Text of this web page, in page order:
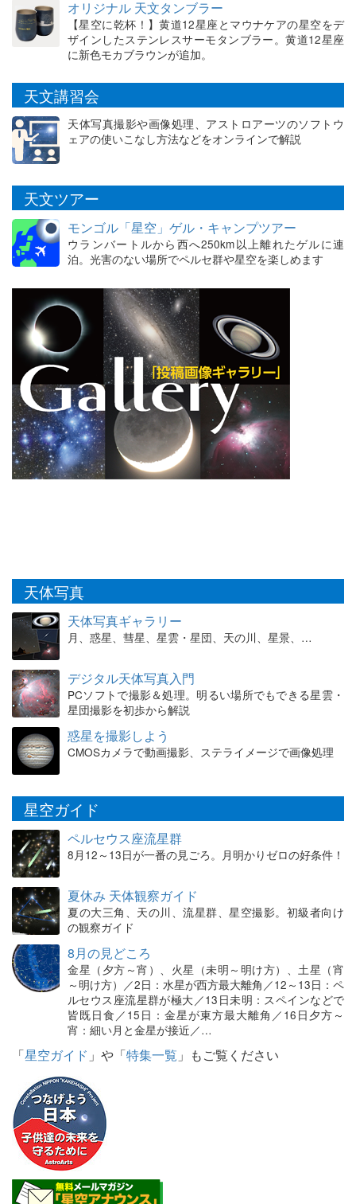
オリジナル 天文タンブラー
【星空に乾杯！】黄道12星座とマウナケアの星空をデ
ザインしたステンレスサーモタンブラー。黄道12星座
に新色モカブラウンが追加。
天文講習会
天体写真撮影や画像処理、アストロアーツのソフトウ
ェアの使いこなし方法などをオンラインで解説
天文ツアー
モンゴル「星空」ゲル・キャンプツアー
ウランバートルから西へ250km以上離れたゲルに連
泊。光害のない場所でペルセ群や星空を楽しめます
天体写真
天体写真ギャラリー
月、惑星、彗星、星雲・星団、天の川、星景、…
デジタル天体写真入門
PCソフトで撮影＆処理。明るい場所でもできる星雲・
星団撮影を初歩から解説
惑星を撮影しよう
CMOSカメラで動画撮影、ステライメージで画像処理
星空ガイド
ペルセウス座流星群
8月12～13日が一番の見ごろ。月明かりゼロの好条件！
夏休み 天体観察ガイド
夏の大三角、天の川、流星群、星空撮影。初級者向け
の観察ガイド
8月の見どころ
金星（夕方～宵）、火星（未明～明け方）、土星（宵
～明け方）／2日：水星が西方最大離角／12～13日：ペ
ルセウス座流星群が極大／13日未明：スペインなどで
皆既日食／15日：金星が東方最大離角／16日夕方～
宵：細い月と金星が接近／…
「星空ガイド 」や「特集一覧 」もご覧ください